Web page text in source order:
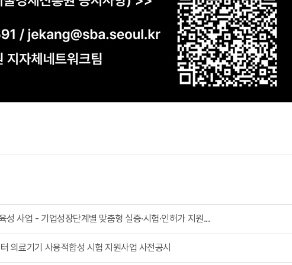
사업 - 기업성장단계별 맞춤형 실증·시험·인허가 지원...
의료기기 사용적합성 시험 지원사업 사전공시